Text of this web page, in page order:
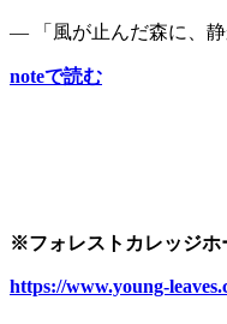
― 「風が止んだ森に、
noteで読む
※フォレストカレッジホ
https://www.young-